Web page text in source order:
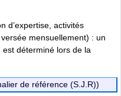
d’expertise, activités
mensuellement) : un
déterminé lors de la
de référence (S.J.R))